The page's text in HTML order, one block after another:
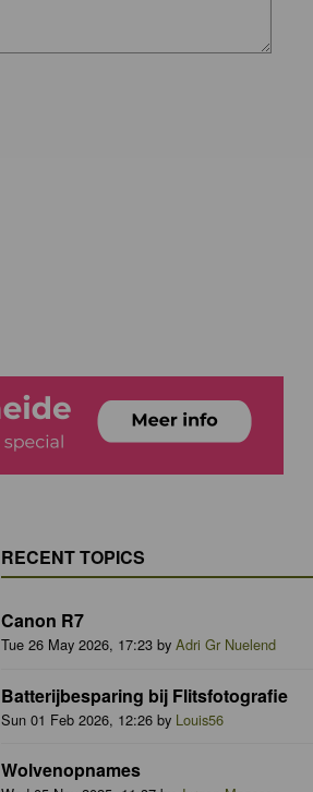
RECENT TOPICS
Canon R7
Tue 26 May 2026, 17:23 by Adri Gr Nuelend
Batterijbesparing bij Flitsfotografie
Sun 01 Feb 2026, 12:26 by Louis56
Wolvenopnames